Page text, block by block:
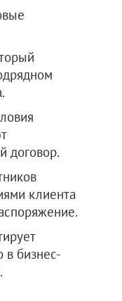
договор.
клиента
в бизнес-